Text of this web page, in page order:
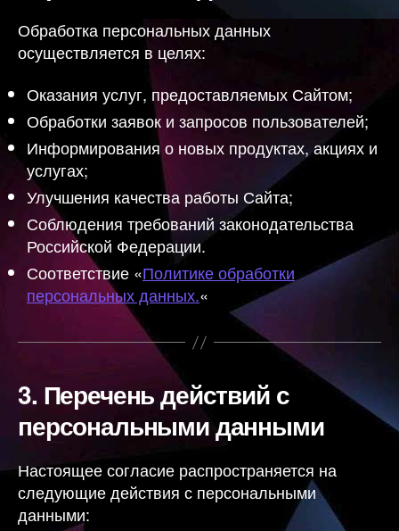
Обработка персональных данных
осуществляется в целях:
Оказания услуг, предоставляемых Сайтом;
Обработки заявок и запросов пользователей;
Информирования о новых продуктах, акциях и
услугах;
Улучшения качества работы Сайта;
Соблюдения требований законодательства
Российской Федерации.
Соответствие «Политике обработки
персональных данных.«
3. Перечень действий с
персональными данными
Настоящее согласие распространяется на
следующие действия с персональными
данными: